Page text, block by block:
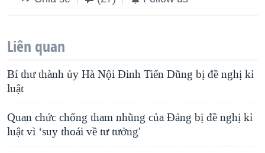
Liên quan
Bí thư thành ủy Hà Nội Đinh Tiến Dũng bị đề nghị kỉ
luật
Quan chức chống tham nhũng của Đảng bị đề nghị kỉ
luật vì ‘suy thoái về tư tưởng'